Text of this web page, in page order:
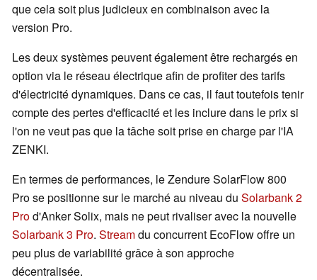
que cela soit plus judicieux en combinaison avec la
version Pro.
Les deux systèmes peuvent également être rechargés en
option via le réseau électrique afin de profiter des tarifs
d'électricité dynamiques. Dans ce cas, il faut toutefois tenir
compte des pertes d'efficacité et les inclure dans le prix si
l'on ne veut pas que la tâche soit prise en charge par l'IA
ZENKI.
En termes de performances, le Zendure SolarFlow 800
Pro se positionne sur le marché au niveau du Solarbank 2
Prod'Anker Solix, mais ne peut rivaliser avec la nouvelle
Solarbank 3 Pro. Streamdu concurrent EcoFlow offre un
peu plus de variabilité grâce à son approche
décentralisée.